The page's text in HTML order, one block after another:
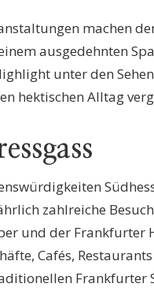
machen
ausgedehnten
unter den
hektischen Alltag
zahlreiche
und der
Cafés,
Frankfurter